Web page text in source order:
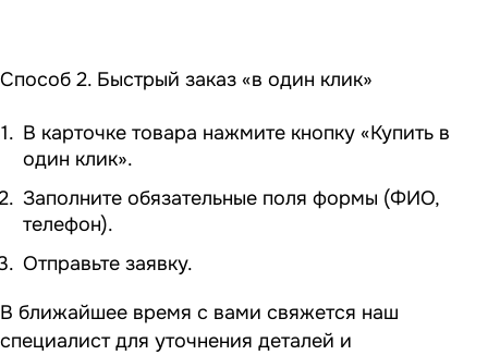
Способ 2. Быстрый заказ «в один клик»
В карточке товара нажмите кнопку «Купить в
один клик».
Заполните обязательные поля формы (ФИО,
телефон).
Отправьте заявку.
В ближайшее время с вами свяжется наш
специалист для уточнения деталей и